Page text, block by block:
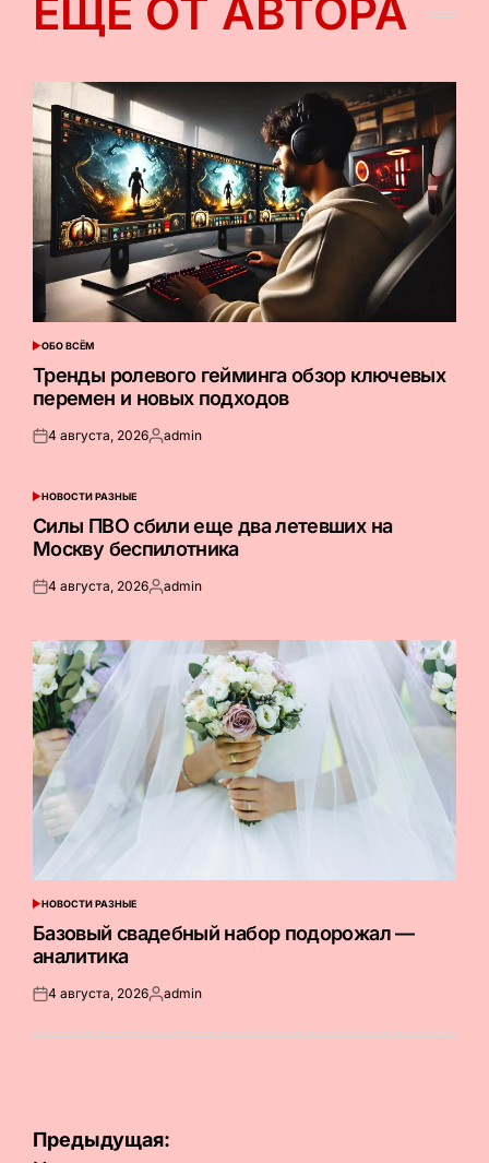
ЕЩЕ ОТ АВТОРА
ОПУБЛИКОВАНО
В
ОБО ВСЁМ
Тренды ролевого гейминга обзор ключевых
перемен и новых подходов
Опубликовано
4 августа, 2026Запись
admin
ОПУБЛИКОВАНО
НОВОСТИ РАЗНЫЕ
Силы ПВО сбили еще два летевших на
Москву беспилотника
Опубликовано
4 августа, 2026Запись
admin
ОПУБЛИКОВАНО
В
НОВОСТИ РАЗНЫЕ
Базовый свадебный набор подорожал —
аналитика
Опубликовано
4 августа, 2026Запись
admin
Навигация
Предыдущая: